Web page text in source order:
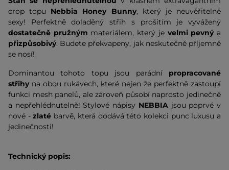
crop topu Nebbia Honey Bunny, který je neuvěřitelně
sexy! Perfektně doladěný střih s prošitím je vyvážený
dostatečně pružným materiálem, který je velmi pevný a
přizpůsobivý. Budete překvapeny, jak neskutečně příjemně
se nosí!
Dominantou tohoto topu jsou parádní propracované
střihy na obou rukávech, které nejen že perfektně zastoupí
funkci mesh panelů, ale zároveň působí naprosto jedinečně
a nepřehlédnutelně! Stylové nápisy NEBBIA jsou poprvé v
nové -zlaté barvě, která dodává této kolekci punc luxusu a
jedinečnosti!
Technický popis: